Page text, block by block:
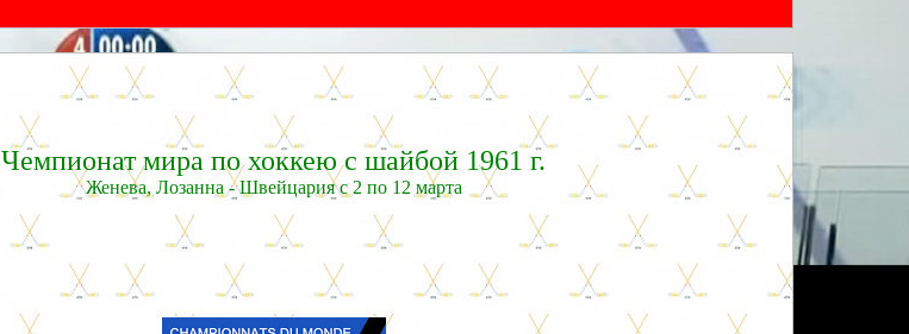
Чемпионат мира по хоккею с шайбой 1961 г.
Женева, Лозанна - Швейцария с 2 по 12 марта